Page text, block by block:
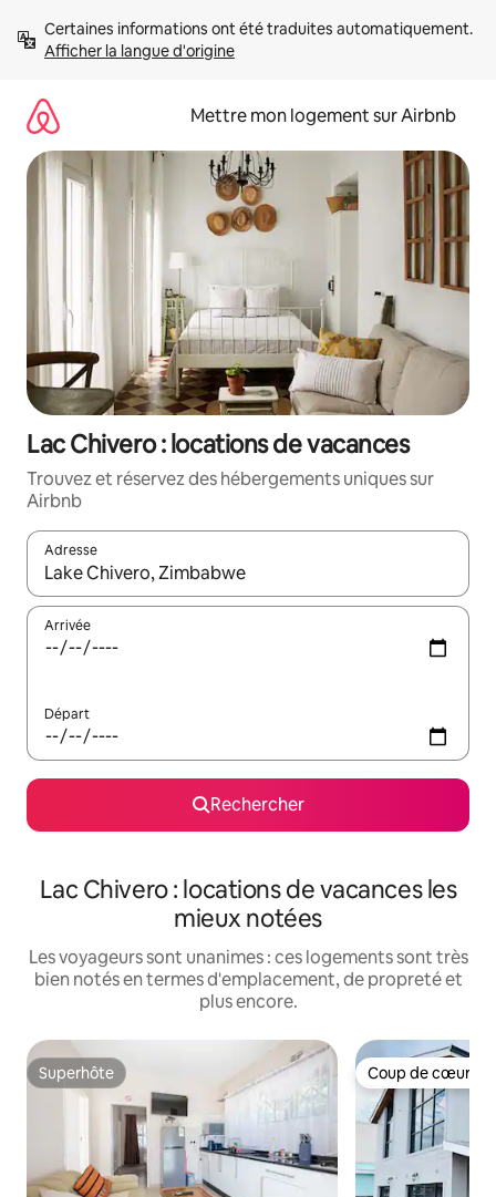
directement
Afficher la langue d'origine
Mettre mon logement sur Airbnb
Lac Chivero : locations de vacances
Trouvez et réservez des hébergements uniques sur
Airbnb
Adresse
Lorsque les résultats s'affichent, utilisez les flèches vers le
Arrivée
Départ
Rechercher
Lac Chivero : locations de vacances les
mieux notées
Les voyageurs sont unanimes : ces logements sont très
bien notés en termes d'emplacement, de propreté et
plus encore.
Superhôte
Superhôte Coup de cœur
Coup de cœur